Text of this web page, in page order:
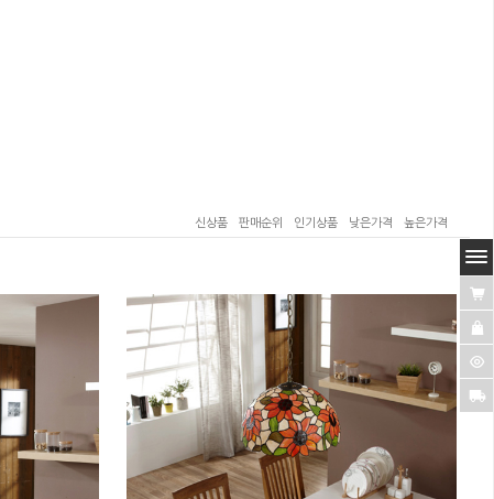
신상품 판매순위 인기상품 낮은가격 높은가격